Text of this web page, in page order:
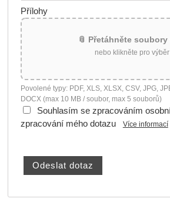
Přílohy
📎 Přetáhněte soubory
nebo klikněte pro výběr
Povolené typy: PDF, XLS, XLSX, CSV, JPG,
DOCX (max 10 MB / soubor, max 5 souborů)
Souhlasím se zpracováním
zpracování mého dotazu
Více informací